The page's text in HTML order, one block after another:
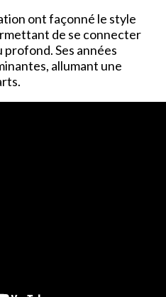
ont façonné le style
de se connecter
profond. Ses années
allumant une